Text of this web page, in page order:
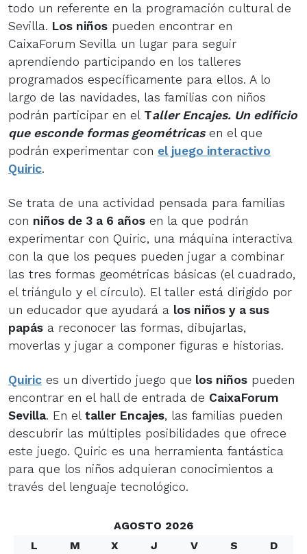
todo un referente en la programación cultural de
Sevilla. Los niños pueden encontrar en
CaixaForum Sevilla un lugar para seguir
aprendiendo participando en los talleres
programados específicamente para ellos. A lo
largo de las navidades, las familias con niños
podrán participar en el Taller Encajes. Un edificio
que esconde formas geométricas en el que
podrán experimentar con el juego interactivo
Quiric.
Se trata de una actividad pensada para familias
con niños de 3 a 6 años en la que podrán
experimentar con Quiric, una máquina interactiva
con la que los peques pueden jugar a combinar
las tres formas geométricas básicas (el cuadrado,
el triángulo y el círculo). El taller está dirigido por
un educador que ayudará a los niños y a sus
papás a reconocer las formas, dibujarlas,
moverlas y jugar a componer figuras e historias.
Quiric es un divertido juego que los niños pueden
encontrar en el hall de entrada de CaixaForum
Sevilla. En el taller Encajes, las familias pueden
descubrir las múltiples posibilidades que ofrece
este juego. Quiric es una herramienta fantástica
para que los niños adquieran conocimientos a
través del lenguaje tecnológico.
AGOSTO 2026
L
M X J V S
D